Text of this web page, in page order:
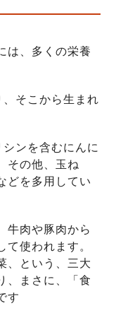
は、多くの栄養
そこから生まれ
ンを含むにんに
その他、玉ね
どを多用してい
牛肉や豚肉から
て使われます。
、という、三大
、まさに、「食
す